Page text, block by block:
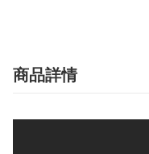
商品詳情